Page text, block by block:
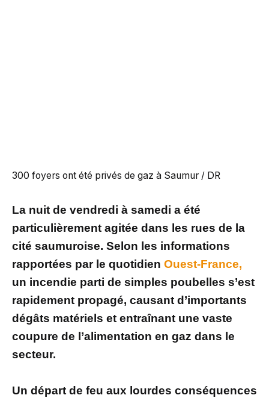
300 foyers ont été privés de gaz à Saumur / DR
La nuit de vendredi à samedi a été
particulièrement agitée dans les rues de la
cité saumuroise. Selon les informations
rapportées par le quotidien Ouest-France,
un incendie parti de simples poubelles s’est
rapidement propagé, causant d’importants
dégâts matériels et entraînant une vaste
coupure de l’alimentation en gaz dans le
secteur.
Un départ de feu aux lourdes conséquences